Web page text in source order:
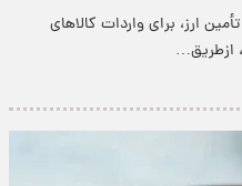
ارز، برای واردات کالا‌های
ازطریق…